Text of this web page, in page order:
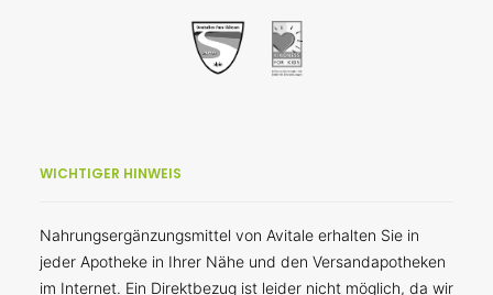
WICHTIGER HINWEIS
Nahrungsergänzungsmittel von Avitale erhalten Sie in
jeder Apotheke in Ihrer Nähe und den Versandapotheken
im Internet. Ein Direktbezug ist leider nicht möglich, da wir